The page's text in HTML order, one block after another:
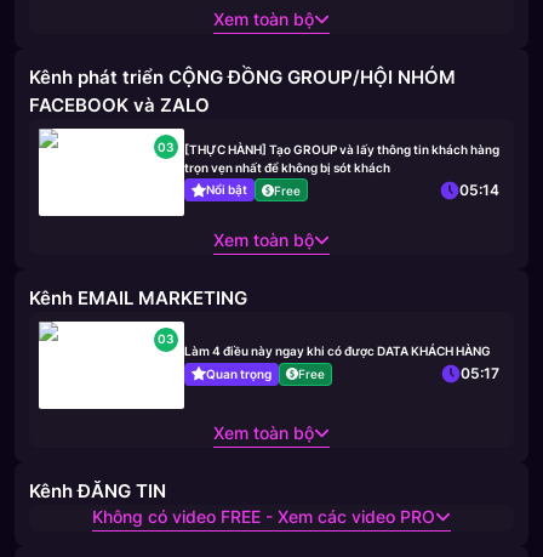
Xem toàn bộ
Kênh phát triển CỘNG ĐỒNG GROUP/HỘI NHÓM
FACEBOOK và ZALO
03
[THỰC HÀNH] Tạo GROUP và lấy thông tin khách hàng
trọn vẹn nhất để không bị sót khách
Nổi bật
Free 05:14
Xem toàn bộ
Kênh EMAIL MARKETING
03
Làm 4 điều này ngay khi có được DATA KHÁCH HÀNG
Quan trọng
Free 05:17
Xem toàn bộ
Kênh ĐĂNG TIN
Không có video FREE - Xem các video PRO